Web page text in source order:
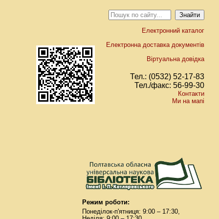
Електронний каталог
Електронна доставка документів
Віртуальна довідка
Тел.: (0532) 52-17-83
Тел./факс: 56-99-30
Контакти
Ми на мапі
Режим роботи:
Понеділок-п'ятниця: 9:00 – 17:30,